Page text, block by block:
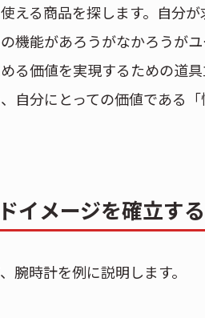
える商品を探します。自分
機能があろうがなかろうが
る価値を実現するための道
自分にとっての価値である
イメージを確立する
腕時計を例に説明します。